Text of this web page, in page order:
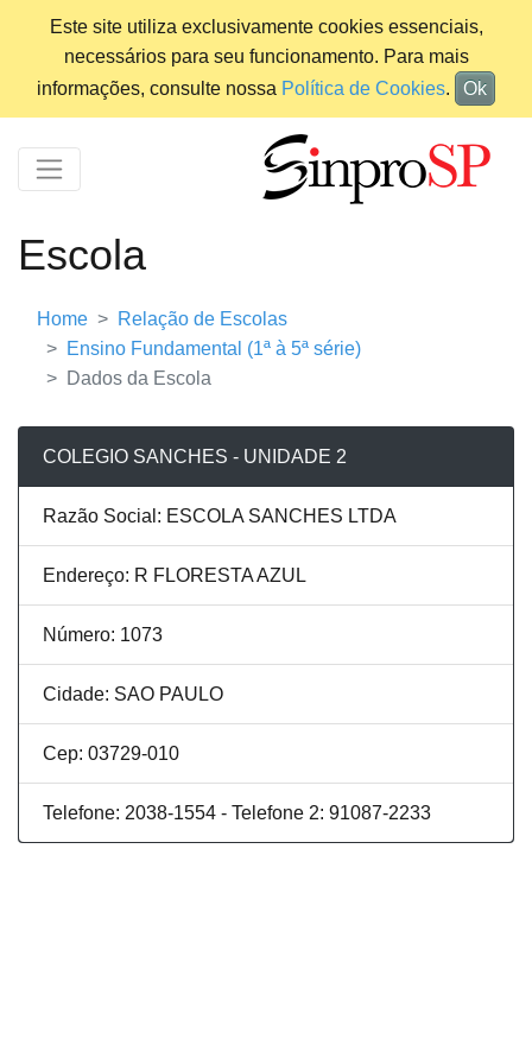
Este site utiliza exclusivamente cookies essenciais,
necessários para seu funcionamento. Para mais
informações, consulte nossa Política de Cookies. Ok
Escola
Home
Relação de Escolas
Ensino Fundamental (1ª à 5ª série)
Dados da Escola
COLEGIO SANCHES - UNIDADE 2
Razão Social: ESCOLA SANCHES LTDA
Endereço: R FLORESTA AZUL
Número: 1073
Cidade: SAO PAULO
Cep: 03729-010
Telefone: 2038-1554 - Telefone 2: 91087-2233